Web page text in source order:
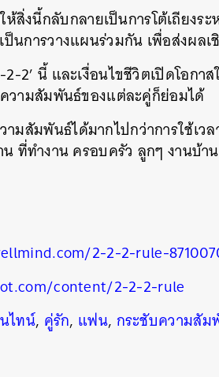
งนี้กลับกลายเป็นการโต้เถียงระ
นการวางแผนร่วมกัน เพื่อส่งผล
2’ นี้ และเงื่อนไขชีวิตเปิดโอก
วามสัมพันธ์ของแต่ละคู่ก็ย่อมได้
ามสัมพันธ์ได้มากไปกว่าการใช้
น ที่ทำงาน ครอบครัว ลูกๆ งาน
2-2-2-rule-
content/2-2-2-rule
ไทน์, คู่รัก, แฟน, กระชับความสัม